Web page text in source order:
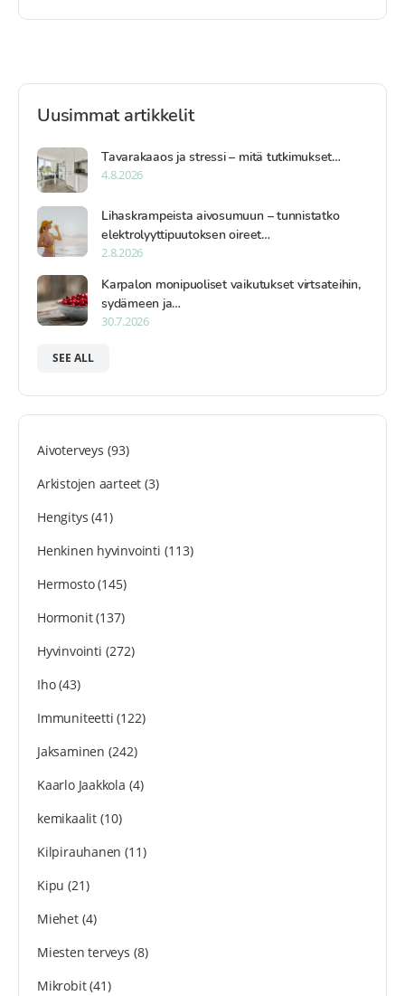
Uusimmat artikkelit
Tavarakaaos ja stressi – mitä tutkimukset…
4.8.2026
Lihaskrampeista aivosumuun – tunnistatko
elektrolyyttipuutoksen oireet…
2.8.2026
Karpalon monipuoliset vaikutukset virtsateihin,
sydämeen ja…
30.7.2026
SEE ALL
Aivoterveys (93)
Arkistojen aarteet (3)
Hengitys (41)
Henkinen hyvinvointi (113)
Hermosto(145)
Hormonit(137)
Hyvinvointi (272)
Iho(43)
Immuniteetti (122)
Jaksaminen (242)
Kaarlo Jaakkola (4)
kemikaalit(10)
Kilpirauhanen (11)
Kipu (21)
Miehet(4)
Miesten terveys (8)
Mikrobit(41)